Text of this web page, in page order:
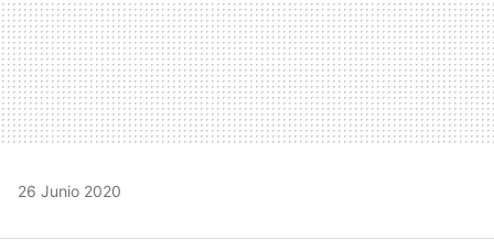
26 Junio 2020